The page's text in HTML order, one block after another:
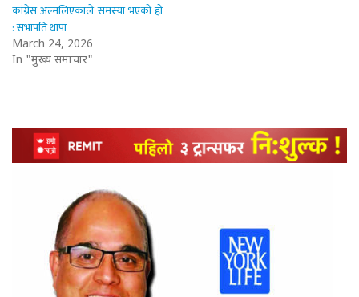
कांग्रेस अल्मलिएकाले समस्या भएको हो
: सभापति थापा
March 24, 2026
In "मुख्य समाचार"